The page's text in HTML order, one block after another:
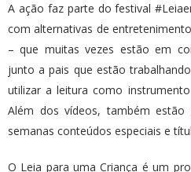
A ação faz parte do festival
com alternativas de
– que muitas vezes estão em
junto a pais que estão
utilizar a leitura como
Além dos vídeos, também estão
semanas conteúdos especiais e
O Leia para uma Criança é um